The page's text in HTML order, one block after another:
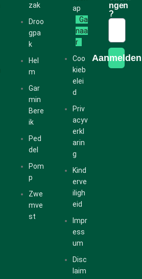
zak
Droo
gpa
k
Hel
m
Gar
min
Bere
ik
Ped
del
Pom
p
Zwe
mve
st
ap
Ga
naa
r
Coo
kieb
elei
d
Priv
acyv
erkl
arin
g
Kind
erve
iligh
eid
Impr
ess
um
Disc
laim
ngen
?
Aanmelden